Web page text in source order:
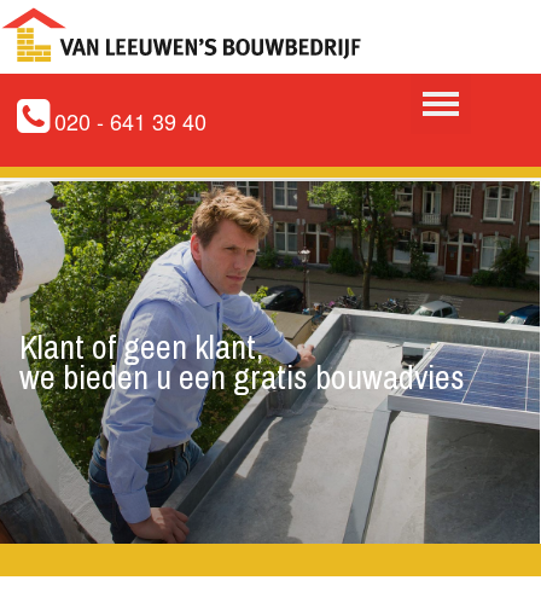
020 - 641 39 40
Klant of geen klant,
we bieden u een gratis bouwadvies